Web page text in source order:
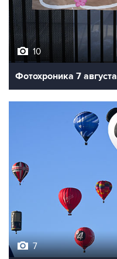
10
Фотохроника 7 августа
7